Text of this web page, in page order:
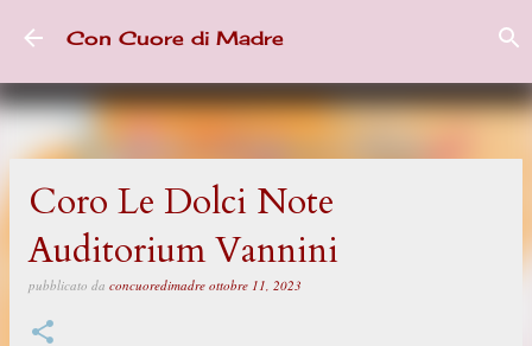
Passa ai contenuti principali
Con Cuore di Madre
Coro Le Dolci Note
Auditorium Vannini
pubblicato da concuoredimadre ottobre 11, 2023